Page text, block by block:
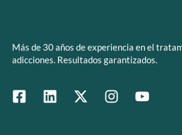
Más de 30 años de experiencia en el
adicciones. Resultados garantizados.